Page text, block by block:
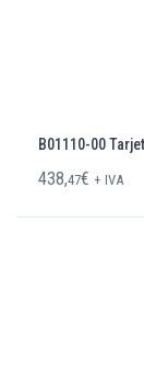
B01110-00
438,47€ + IVA